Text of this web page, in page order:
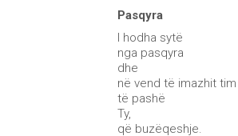
Pasqyra
I hodha sytë
nga pasqyra
dhe
në vend të imazhit tim
të pashë
Ty,
që buzëqeshje.